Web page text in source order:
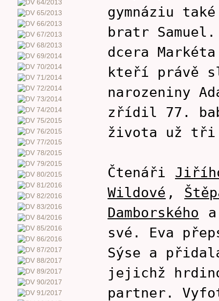
gymnáziu
bratr
dcera
kteří právě
narozeniny
zřídil 77.
života už tři
Čtenáři
Wildové ,
Damborského
své. Eva
Sýse a
jejichž
partner.